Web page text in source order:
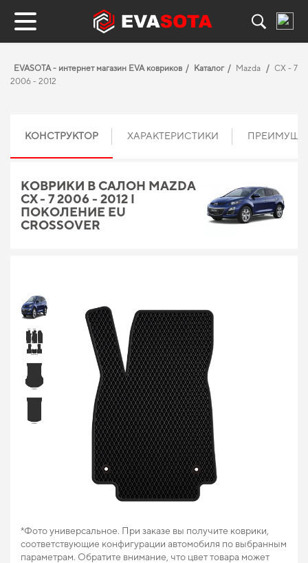
EVASOTA - интернет магазин EVA ковриков Каталог Mazda
CX - 7
2006 - 2012
КОНСТРУКТОР ХАРАКТЕРИСТИКИ
КОВРИКИ В САЛОН MAZDA
CX - 7 2006 - 2012 I
ПОКОЛЕНИЕ EU
CROSSOVER
*Фото универсальное. При заказе вы получите коврики,
соответствующие конфигурации автомобиля по выбранным
параметрам. Обратите внимание, что цвет товара может